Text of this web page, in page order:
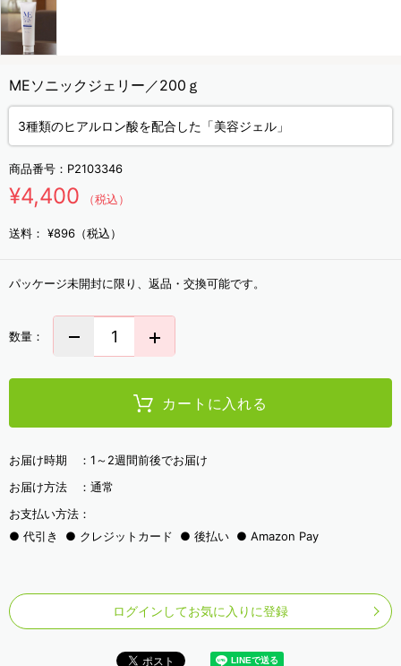
MEソニックジェリー／200ｇ
3種類のヒアルロン酸を配合した「美容ジェル」
商品番号： P2103346
¥4,400 （税込）
送料： ¥896（税込）
パッケージ未開封に限り、返品・交換可能です。
数量：
カートに入れる
お届け時期 ： 1～2週間前後でお届け
お届け方法 ： 通常
お支払い方法：
代引き
クレジットカード 後払い Amazon Pay
ログインしてお気に入りに登録